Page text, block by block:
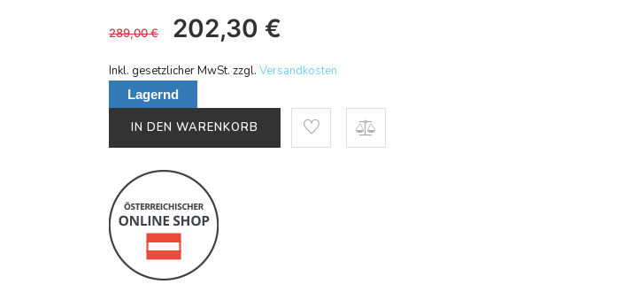
289,00€ 202,30 €
Inkl. gesetzlicher MwSt. zzgl.Versandkosten
Lagernd
IN DEN WARENKORB